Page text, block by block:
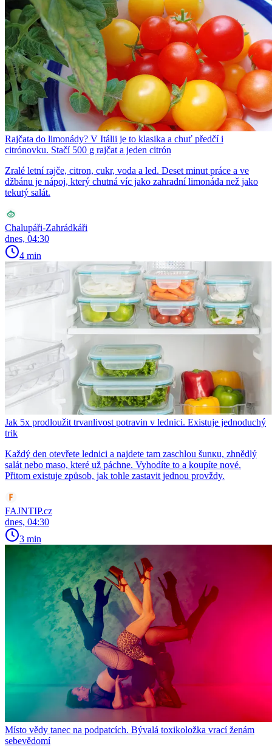
Rajčata do limonády? V Itálii je to klasika a chuť předčí i
citrónovku. Stačí 500 g rajčat a jeden citrón
Zralé letní rajče, citron, cukr, voda a led. Deset minut práce a ve
džbánu je nápoj, který chutná víc jako zahradní limonáda než jako
tekutý salát.
Chalupáři-Zahrádkáři
dnes, 04:30
4 min
Jak 5x prodloužit trvanlivost potravin v lednici. Existuje jednoduchý
trik
Každý den otevřete lednici a najdete tam zaschlou šunкu, zhnědlý
salát nebo maso, které už páchne. Vyhodíte to a koupíte nové.
Přitom existuje způsob, jak tohle zastavit jednou provždy.
FAJNTIP.cz
dnes, 04:30
3 min
Místo vědy tanec na podpatcích. Bývalá toxikoložka vrací ženám
sebevědomí